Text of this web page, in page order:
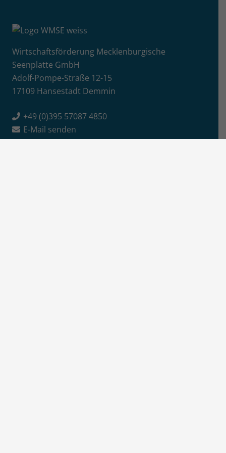
Wirtschaftsförderung Mecklenburgische
Seenplatte GmbH
Adolf-Pompe-Straße 12-15
17109 Hansestadt Demmin
+49 (0)395 57087 4850
E-Mail senden